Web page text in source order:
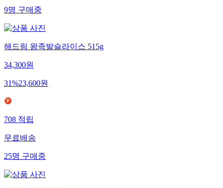
9명구매중
해드림 왕족발슬라이스 515g
34,300원
31%23,600원
708적립
무료배송
25명구매중